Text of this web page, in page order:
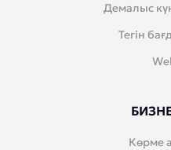
Демалыс
Тегін
Көрме